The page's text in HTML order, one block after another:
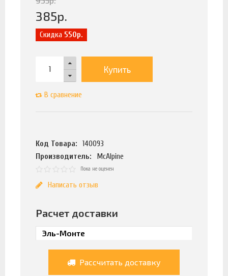
385р.
Скидка 550р.
Купить
В сравнение
Код Товара:
140093
Производитель:
McAlpine
Пока не оценен
Написать отзыв
Расчет доставки
Рассчитать доставку